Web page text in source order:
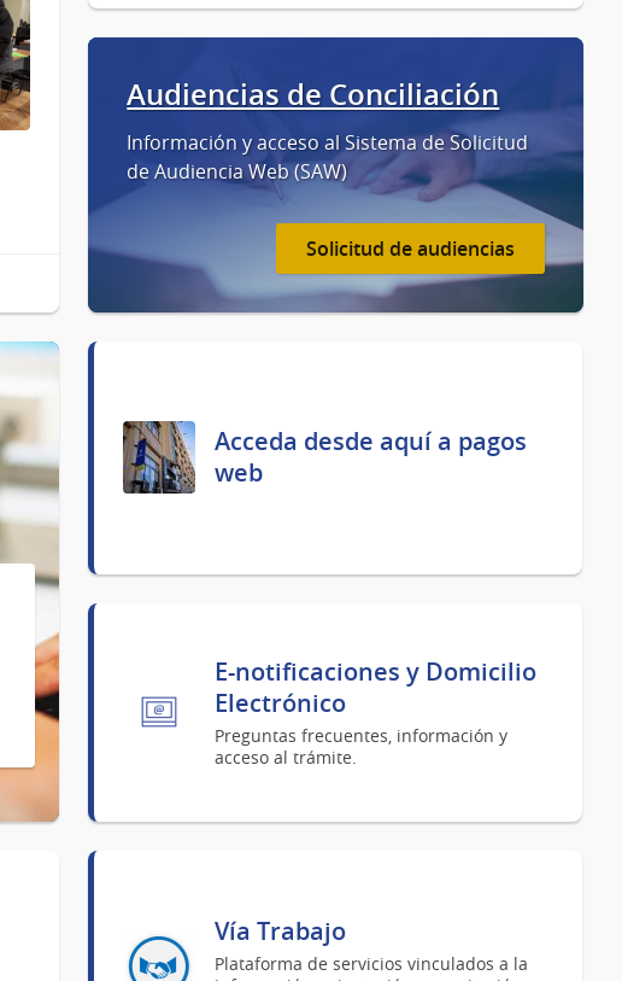
Audiencias de Conciliación
Información y acceso al Sistema de Solicitud
de Audiencia Web (SAW)
Solicitud de audiencias
Acceda desde aquí a pagos
web
E-notificaciones y Domicilio
Electrónico
Preguntas frecuentes, información y
acceso al trámite.
Vía Trabajo
Plataforma de servicios vinculados a la